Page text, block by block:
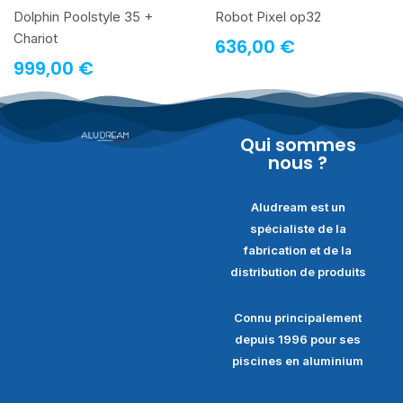
Dolphin Poolstyle 35 +
Chariot
999,00 €
Robot Pixel op32
636,00 €
Qui sommes
nous ?
Aludream est un
spécialiste de la
fabrication et de la
distribution de produits
Connu principalement
depuis 1996 pour ses
piscines en aluminium